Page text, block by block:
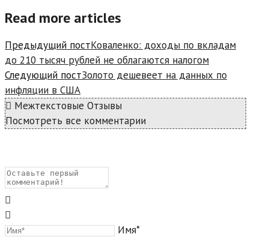
Read more articles
Предыдущий постКоваленко: доходы по вкладам
до 210 тысяч рублей не облагаются налогом
Следующий постЗолото дешевеет на данных по
инфляции в США
Межтекстовые Отзывы
Посмотреть все комментарии
Имя*